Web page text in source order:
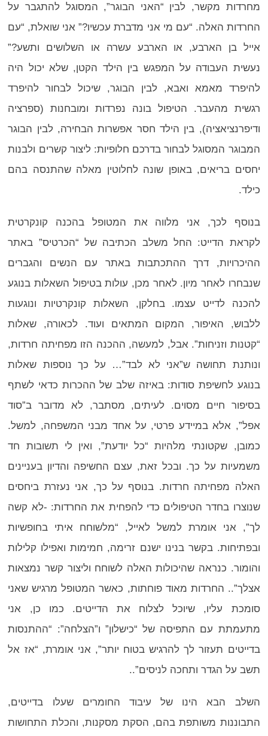
מחרדות מקשר, לבין “האני הבוגר”, המסוגל להתגבר על
החרדות האלה. “עם מי אני מדברת עכשיו?” אני שואלת, “עם
אייל בן הארבע, או הארבע עשרה או השלושים ותשע?”
נעשית העבודה על המפגש בין הילד הקטן, שלא יכול היה
להיפרד מאמא ואבא, לבין הבוגר, שיכול לבחור להיפרד
רגשית מהעבר. הטיפול בונה נפרדות ומובחנות (ספרציה
ודיפרנציאציה), בין הילד חסר אפשרות הבחירה, לבין הבוגר
המבוגר המסוגל לבחור בדרכם חלופיות: ליצור קשרים ולבנות
יחסים בריאים, באופן שונה לחלוטין מאלה שהתנסה בהם
כילד.
בנוסף לכך, אני מלווה את המטופל בהכנה קונקרטית
לקראת הדייט: החל משלב הכתיבה של “הכרטיס” באתר
ההיכרויות, דרך ההתכתבות באתר עם הנשים והגברים
שנבחרו לאחר מיון. לאחר מכן, עולות בטיפול השאלות בנוגע
להכנה לדייט עצמו. בחלקן, השאלות קונקרטיות ונוגעות
ללבוש, האיפור, המקום המתאים ועוד. לכאורה, שאלות
“קטנות וזניחות”. אבל, למעשה, ההכנה הזו מפחיתה חרדות,
ונותנת תחושה ש”אני לא לבד”… על כך נוספות שאלות
בנוגע לחשיפת סודות: באיזה שלב של ההכרות כדאי לשתף
בסיפור חיים מסוים. לעיתים, מסתבר, לא מדובר ב”סוד
אפל”, אלא במיידע פרטי, על אחד מבני המשפחה, למשל.
כמובן, שקטונתי מלהיות “כל יודעת”, ואין לי תשובות חד
משמעיות על כך. ובכל זאת, עצם החשיפה והדיון בעניינים
האלה מפחיתה חרדות. בנוסף על כך, אני נעזרת ביחסים
שנוצרו בחדר הטיפולים כדי להפחית את החרדות: -לא קשה
לך”, אני אומרת למשל לאייל, “מלשוחח איתי בחופשיות
ובפתיחות. בקשר בנינו ישנם זרימה, חמימות ואפילו קלילות
והומור. כנראה שהיכולות האלה לשוחח וליצור קשר נמצאות
אצלך”.. החרדות מאוד פוחתות, כאשר המטופל מרגיש שאני
סומכת עליו, שיוכל לצלוח את הדייטים. כמו כן, אני
מתעמתת עם התפיסה של “כישלון” ו”הצלחה”: “ההתנסות
בדייטים תעזור לך להרגיש בטוח יותר”, אני אומרת, “אז אל
תשב על הגדר ותחכה לניסים”..
השלב הבא הינו של עיבוד החומרים שעלו בדייטים,
התבוננות משותפת בהם, הסקת מסקנות, והכלת התחושות